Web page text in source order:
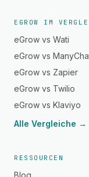
EGROW IM
eGrow vs Wati
eGrow vs
eGrow vs Zapier
eGrow vs Twilio
eGrow vs Klaviyo
Alle Vergleiche →
RESSOURCEN
Blog